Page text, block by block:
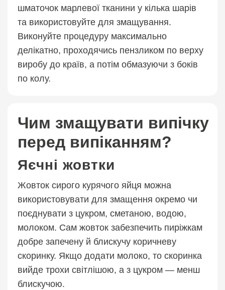
шматочок марлевої тканини у кілька шарів
та використовуйте для змащування.
Виконуйте процедуру максимально
делікатно, проходячись пензликом по верху
виробу до країв, а потім обмазуючи з боків
по колу.
Чим змащувати випічку
перед випіканням?
Яєчні жовтки
Жовток сирого курячого яйця можна
використовувати для змащення окремо чи
поєднувати з цукром, сметаною, водою,
молоком. Сам жовток забезпечить пиріжкам
добре запечену й блискучу коричневу
скоринку. Якщо додати молоко, то скоринка
вийде трохи світлішою, а з цукром — менш
блискучою.